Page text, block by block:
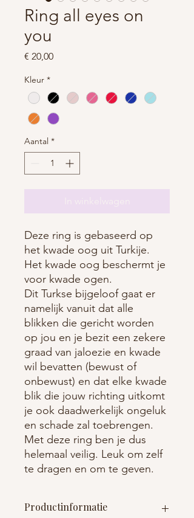
Ring all eyes on
you
€ 20,00Prijs
Kleur *
Aantal *
Deze ring is gebaseerd op
het kwade oog uit Turkije.
Het kwade oog beschermt je
voor kwade ogen.
Dit Turkse bijgeloof gaat er
namelijk vanuit dat alle
blikken die gericht worden
op jou en je bezit een zekere
graad van jaloezie en kwade
wil bevatten (bewust of
onbewust) en dat elke kwade
blik die jouw richting uitkomt
je ook daadwerkelijk ongeluk
en schade zal toebrengen.
Met deze ring ben je dus
helemaal veilig. Leuk om zelf
te dragen en om te geven.
Productinformatie